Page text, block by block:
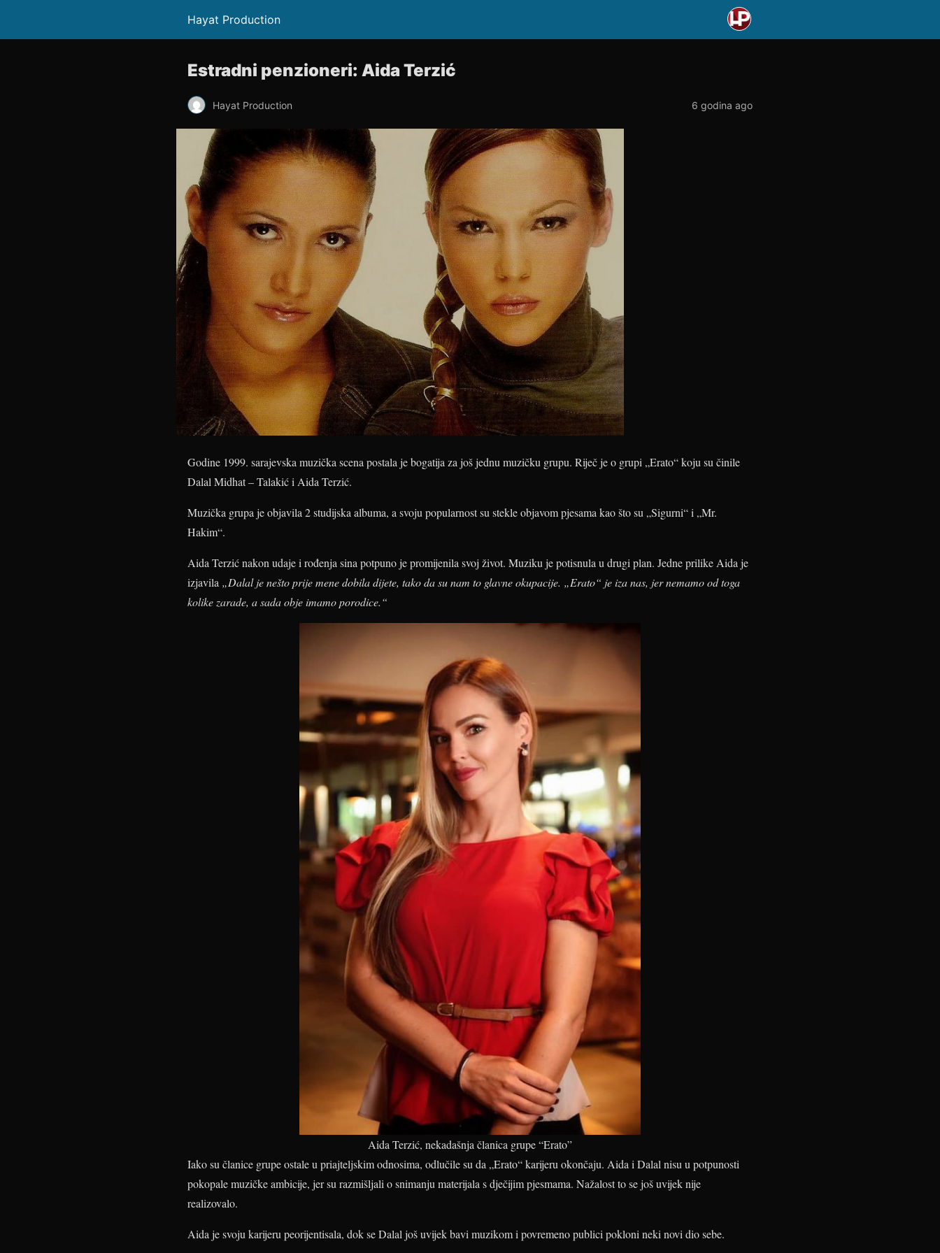
Hayat Production
Estradni penzioneri: Aida Terzić
Hayat Production 6 godina ago
Godine 1999. sarajevska muzička scena postala je bogatija za još jednu muzičku grupu. Riječ je o grupi „Erato“ koju su činile
Dalal Midhat – Talakić i Aida Terzić.
Muzička grupa je objavila 2 studijska albuma, a svoju popularnost su stekle objavom pjesama kao što su „Sigurni“ i „Mr.
Hakim“.
Aida Terzić nakon udaje i rođenja sina potpuno je promijenila svoj život. Muziku je potisnula u drugi plan. Jedne prilike Aida je
izjavila „Dalal je nešto prije mene dobila dijete, tako da su nam to glavne okupacije. „Erato“ je iza nas, jer nemamo od toga
kolike zarade, a sada obje imamo porodice.“
Aida Terzić, nekadašnja članica grupe “Erato”
Iako su članice grupe ostale u priajteljskim odnosima, odlučile su da „Erato“ karijeru okončaju. Aida i Dalal nisu u potpunosti
pokopale muzičke ambicije, jer su razmišljali o snimanju materijala s dječijim pjesmama. Nažalost to se još uvijek nije
realizovalo.
Aida je svoju karijeru peorijentisala, dok se Dalal još uvijek bavi muzikom i povremeno publici pokloni neki novi dio sebe.